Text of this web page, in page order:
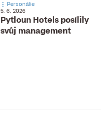
Pytloun Hotels posílily
svůj management
Personálie
5. 6. 2026